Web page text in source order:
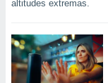
utilizar
criar
altitudes extremas.